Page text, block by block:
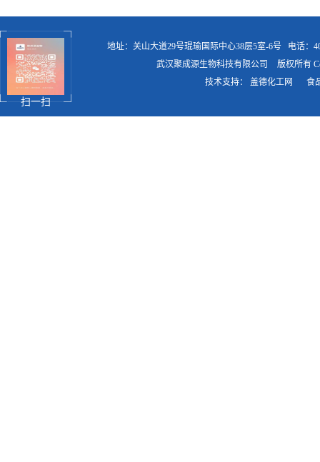
扫一扫
地址：关山大道29号琨瑜国际中心38层5室-6号 电话：
武汉聚成源生物科技有限公司
版权所有
技术支持： 盖德化工网 食